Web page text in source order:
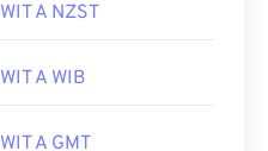
WIT A NZST
WIT A WIB
WIT A GMT